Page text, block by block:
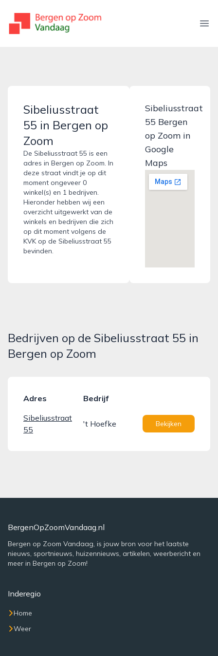
bergenopzoomvandaag.nl
Sibeliusstraat
55 in Bergen op
Zoom
De Sibeliusstraat 55 is een
adres in Bergen op Zoom. In
deze straat vindt je op dit
moment ongeveer 0
winkel(s) en 1 bedrijven.
Hieronder hebben wij een
overzicht uitgewerkt van de
winkels en bedrijven die zich
op dit moment volgens de
KVK op de Sibeliusstraat 55
bevinden.
Sibeliusstraat
55 Bergen
op Zoom in
Google
Maps
Bedrijven op de Sibeliusstraat 55 in
Bergen op Zoom
Adres
Bedrijf
Sibeliusstraat
55
't Hoefke Bekijken
BergenOpZoomVandaag.nl
Bergen op Zoom Vandaag, is jouw bron voor het laatste
nieuws, sportnieuws, huizennieuws, artikelen, weerbericht en
meer in Bergen op Zoom!
Inderegio
Home
Weer